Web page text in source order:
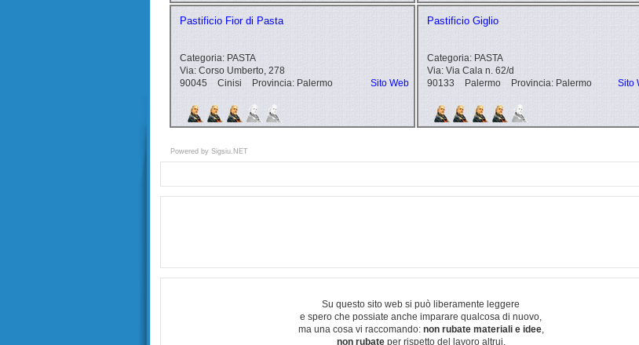
Pastificio Fior di Pasta
Categoria:PASTA
Via:Corso Umberto, 278
90045
Cinisi Provincia:Palermo Sito Web
Pastificio Giglio
Categoria:PASTA
Via:Via Cala n. 62/d
90133
Palermo Provincia:Palermo Sito
Powered by Sigsiu.NET
Su questo sito web si può liberamente leggere
e spero che possiate anche imparare qualcosa di nuovo,
ma una cosa vi raccomando: non rubate materiali e idee,
non rubateper rispetto del lavoro altrui,